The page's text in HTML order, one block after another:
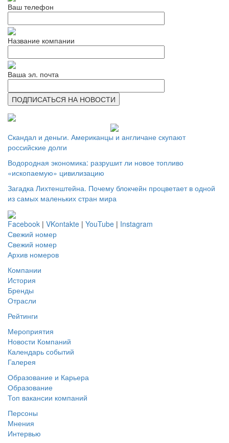
Ваш телефон
Название компании
Ваша эл. почта
Скандал и деньги. Американцы и англичане скупают
российские долги
Водородная экономика: разрушит ли новое топливо
«ископаемую» цивилизацию
Загадка Лихтенштейна. Почему блокчейн процветает в одной
из самых маленьких стран мира
Facebook | VKontakte | YouTube | Instagram
Свежий номер
Свежий номер
Архив номеров
Компании
История
Бренды
Отрасли
Рейтинги
Мероприятия
Новости Компаний
Календарь событий
Галерея
Образование и Карьера
Образование
Топ вакансии компаний
Персоны
Мнения
Интервью